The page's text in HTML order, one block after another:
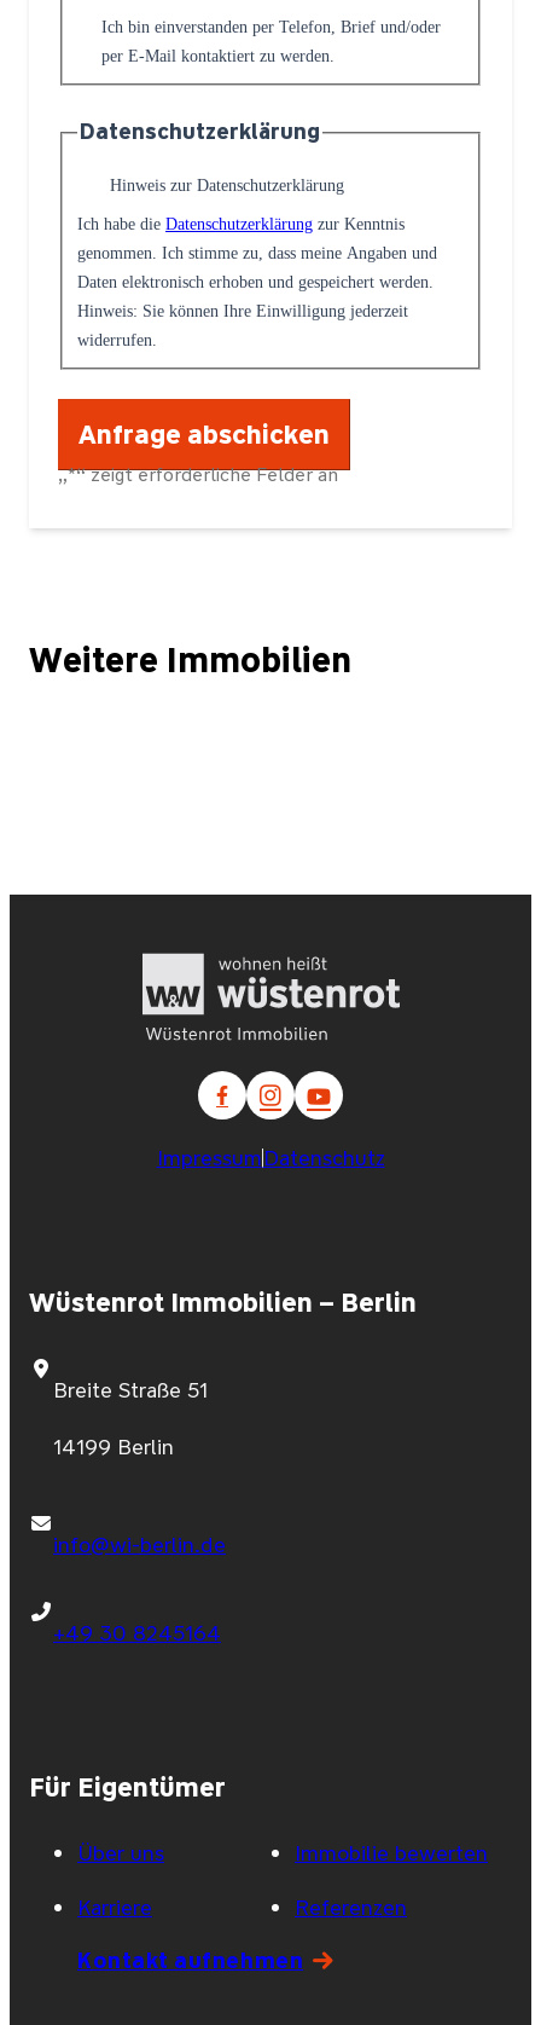
„*“ zeigt erforderliche Felder an
Ich bin einverstanden per Telefon, Brief und/oder
per E-Mail kontaktiert zu werden.
Datenschutzerklärung
Hinweis zur Datenschutzerklärung
Ich habe die Datenschutzerklärung zur Kenntnis
genommen. Ich stimme zu, dass meine Angaben und
Daten elektronisch erhoben und gespeichert werden.
Hinweis: Sie können Ihre Einwilligung jederzeit
widerrufen.
Weitere Immobilien
Wüstenrot Immobilien – Berlin
Breite Straße 51
14199 Berlin
info@wi-berlin.de
+49 30 8245164
Für Eigentümer
Über uns
Immobilie bewerten
Karriere
Referenzen
Kontakt aufnehmen
ImpressumDatenschutz